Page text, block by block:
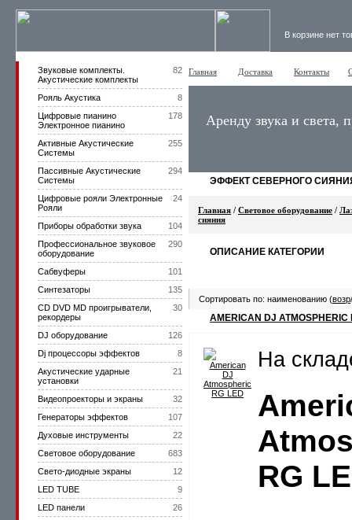
В корзине нет
82
Звуковые комплекты.
Акустические комплекты
8
Рояль Акустика
178
Цифровые пианино
Электронное пианино
255
Активные Акустические
Системы
294
Пассивные Акустические
Системы
24
Цифровые рояли Электронные
Рояли
104
Приборы обработки звука
290
Профессиональное звуковое
оборудование
101
Сабвуферы
135
Синтезаторы
30
CD DVD MD проигрыватели,
рекордеры
126
DJ оборудование
8
Dj процессоры эффектов
21
Акустические ударные
установки
32
Видеопроекторы и экраны
107
Генераторы эффектов
22
Духовые инструменты
683
Световое оборудование
12
Cвето-диодные экраны
9
LED TUBE
26
LED панели
Главная Доставка Контакты
Аренду звука и света,
ЭФФЕКТ СЕВЕРНОГО
Главная / Световое оборудование /
сияния
ОПИСАНИЕ КАТЕГОРИИ
Сортировать по: наименованию (возр/
AMERICAN DJ ATMOSPHERIC
На
RG